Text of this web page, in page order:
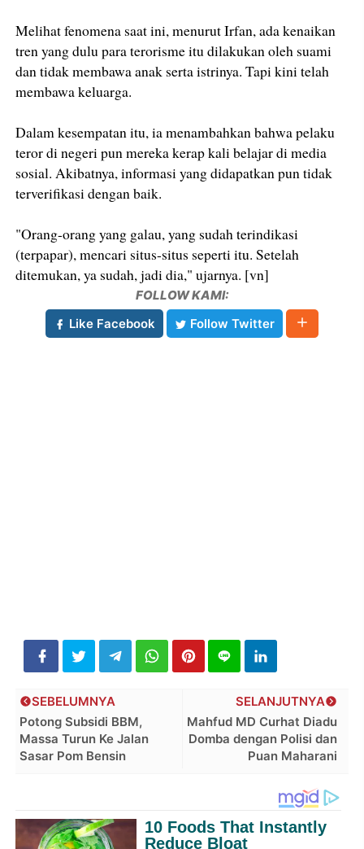
Melihat fenomena saat ini, menurut Irfan, ada kenaikan
tren yang dulu para terorisme itu dilakukan oleh suami
dan tidak membawa anak serta istrinya. Tapi kini telah
membawa keluarga.
Dalam kesempatan itu, ia menambahkan bahwa pelaku
teror di negeri pun mereka kerap kali belajar di media
sosial. Akibatnya, informasi yang didapatkan pun tidak
terverifikasi dengan baik.
"Orang-orang yang galau, yang sudah terindikasi
(terpapar), mencari situs-situs seperti itu. Setelah
ditemukan, ya sudah, jadi dia," ujarnya. [vn]
FOLLOW KAMI:
Like Facebook
Follow Twitter
SELANJUTNYA
Mahfud MD Curhat Diadu
Domba dengan Polisi dan
Puan Maharani
SEBELUMNYA
Potong Subsidi BBM,
Massa Turun Ke Jalan
Sasar Pom Bensin